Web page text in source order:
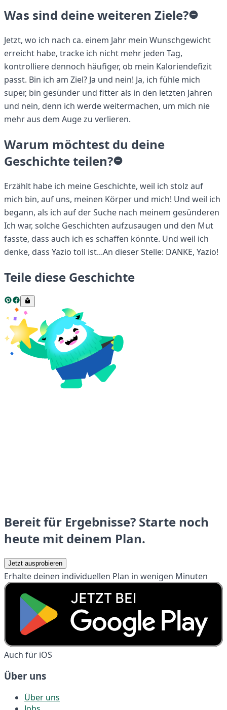
Was sind deine weiteren Ziele?
Jetzt, wo ich nach ca. einem Jahr mein Wunschgewicht
erreicht habe, tracke ich nicht mehr jeden Tag,
kontrolliere dennoch häufiger, ob mein Kaloriendefizit
passt. Bin ich am Ziel? Ja und nein! Ja, ich fühle mich
super, bin gesünder und fitter als in den letzten Jahren
und nein, denn ich werde weitermachen, um mich nie
mehr aus dem Auge zu verlieren.
Warum möchtest du deine
Geschichte teilen?
Erzählt habe ich meine Geschichte, weil ich stolz auf
mich bin, auf uns, meinen Körper und mich! Und weil ich
begann, als ich auf der Suche nach meinem gesünderen
Ich war, solche Geschichten aufzusaugen und den Mut
fasste, dass auch ich es schaffen könnte. Und weil ich
denke, dass Yazio toll ist...An dieser Stelle: DANKE, Yazio!
Teile diese Geschichte
Bereit für Ergebnisse? Starte noch
heute mit deinem Plan.
Jetzt ausprobieren
Erhalte deinen individuellen Plan in wenigen Minuten
Auch für iOS
Über uns
Über uns